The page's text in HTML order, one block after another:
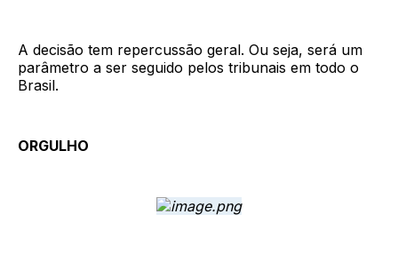
A decisão tem repercussão geral. Ou seja, será um
parâmetro a ser seguido pelos tribunais em todo o
Brasil.
ORGULHO